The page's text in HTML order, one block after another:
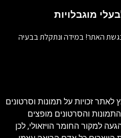
מוגבלויות
האתר! במידה ונתקלת בבעיה
זכויות על תמונות וסרטונים
והסרטונים מופצים
למקור החומר הויזאולי, לכן